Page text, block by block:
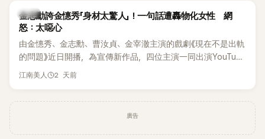
目，她經營的 YouTube 頻道也即將突破百萬訂閱，近年內容深
受網友喜愛，再度迎來事業第二春。
韓星
金志勳誇金憓秀「身材太驚人」！一句話遭轟物化女性 網
怒：太噁心
由金憓秀、金志勳、曹汝貞、金宰澈主演的戲劇《現在不是出軌
的問題》近日開播，為宣傳新作品，四位主演一同出演YouTube
節目，不料訪談中的一段發言卻意外掀起爭議。不少網友認
江南美人 2 天前
廣告